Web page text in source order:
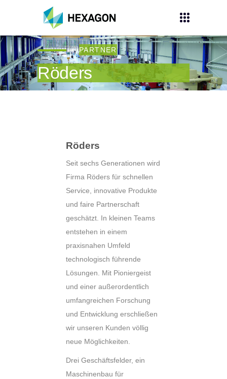
PARTNER
Röders
Röders
Seit sechs Generationen wird
Firma Röders für schnellen
Service, innovative Produkte
und faire Partnerschaft
geschätzt. In kleinen Teams
entstehen in einem
praxisnahen Umfeld
technologisch führende
Lösungen. Mit Pioniergeist
und einer außerordentlich
umfangreichen Forschung
und Entwicklung erschließen
wir unseren Kunden völlig
neue Möglichkeiten.
Drei Geschäftsfelder, ein
Maschinenbau für